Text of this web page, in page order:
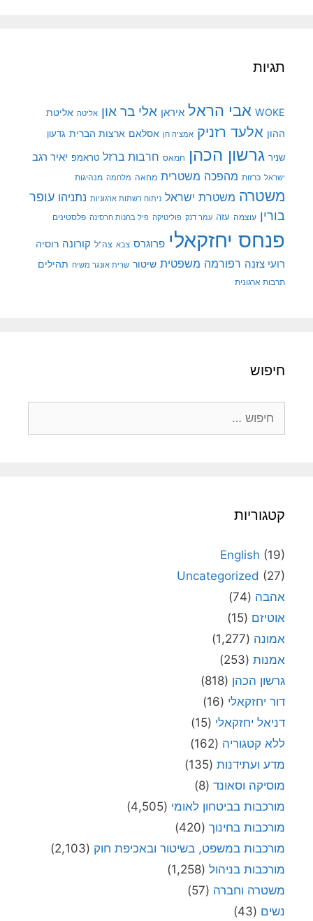
תגיות
WOKE אבי הראל איראן אלי בר און אליטה אליטת
ההון אלעד רזניק אמציה חן אסלאם ארצות הברית גדעון
שניר גרשון הכהן חמאס חרבות ברזל טראמפ יאיר רגב
ישראל כרזות מהפכה משטרית מחאה מלחמה מנהיגות
משטרה משטרת ישראל ניתוח רשתות ארגוניות נתניהו עופר
בורין עוצמה עזה עמר דנק פוליטיקה פיל בחנות חרסינה פלסטינים
פנחס יחזקאלי פרוגרס צבא צה"ל קורונה רוסיה
רועי צזנה רפורמה משפטית שיטור שרית אונגר משיח תהילים
תרבות ארגונית
חיפוש
קטגוריות
English (19)
Uncategorized (27)
אהבה (74)
אוטיזם (15)
אמונה (1,277)
אמנות (253)
גרשון הכהן (818)
דור יחזקאלי (16)
דניאל יחזקאלי (15)
ללא קטגוריה (162)
מדע ועתידנות (135)
מוסיקה וסאונד (8)
מורכבות בביטחון לאומי (4,505)
מורכבות בחינוך (420)
מורכבות במשפט, בשיטור ובאכיפת חוק (2,103)
מורכבות בניהול (1,258)
משטרה וחברה (57)
נשים (43)